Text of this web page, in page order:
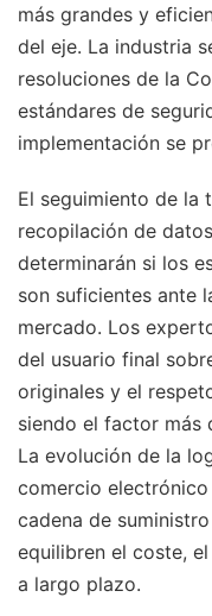
más grandes y
del eje. La industria
resoluciones de la
estándares de
implementación se
El seguimiento de la
recopilación de
determinarán si los
son suficientes ante
mercado. Los
del usuario final
originales y el
siendo el factor más
La evolución de la
comercio
cadena de
equilibren el coste,
a largo plazo.